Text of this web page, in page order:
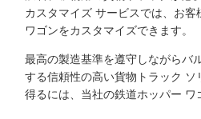
カスタマイズ サービスでは、お
ワゴンをカスタマイズできます。
最高の製造基準を遵守しながらバ
する信頼性の高い貨物トラック ソ
得るには、当社の鉄道ホッパー ワ